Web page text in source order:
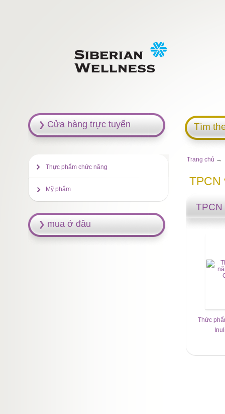
Tìm
Trang chủ →
TPCN
TPCN
Thức
Cửa hàng trực tuyến
Thực phẩm chức năng
Mỹ phẩm
mua ở đâu